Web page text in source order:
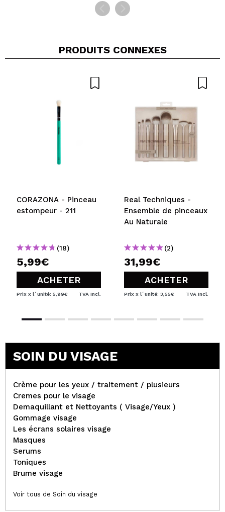
PRODUITS CONNEXES
CORAZONA - Pinceau
estompeur - 211
(18)
5,99€
ACHETER
Prix x l´unité: 5,99€ TVA Incl.
Real Techniques -
Ensemble de pinceaux
Au Naturale
(2)
31,99€
ACHETER
Prix x l´unité: 3,55€ TVA Incl.
SOIN DU VISAGE
Crème pour les yeux / traitement / plusieurs
Cremes pour le visage
Demaquillant et Nettoyants ( Visage/Yeux )
Gommage visage
Les écrans solaires visage
Masques
Serums
Toniques
Brume visage
Voir tous de Soin du visage